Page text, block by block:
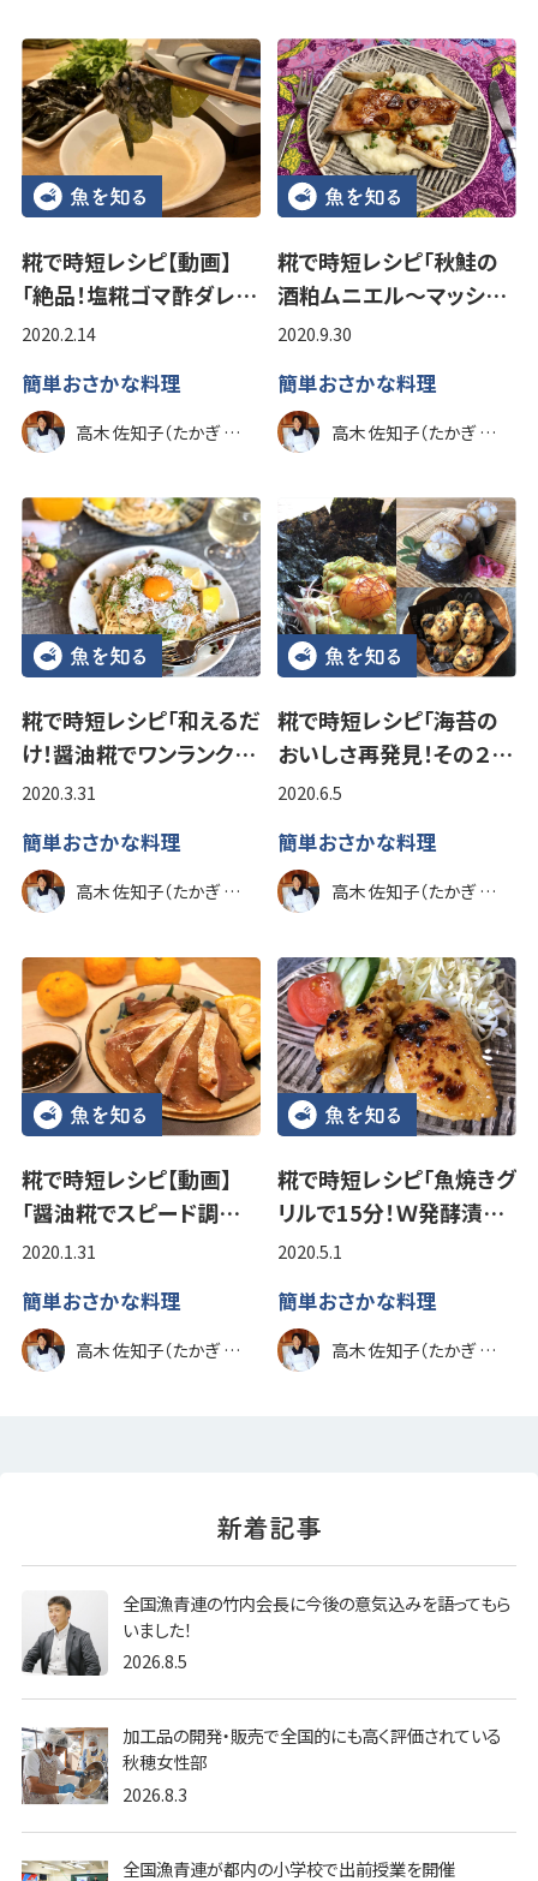
糀で時短レシピ【動画】
「絶品！塩糀ゴマ酢ダレ…
2020.2.14
簡単おさかな料理
高木 佐知子（たかぎ さちこ）
糀で時短レシピ「秋鮭の
酒粕ムニエル～マッシ…
2020.9.30
簡単おさかな料理
高木 佐知子（たかぎ さちこ）
糀で時短レシピ「和えるだ
け！醤油糀でワンランク…
2020.3.31
簡単おさかな料理
高木 佐知子（たかぎ さちこ）
糀で時短レシピ「海苔の
おいしさ再発見！その２…
2020.6.5
簡単おさかな料理
高木 佐知子（たかぎ さちこ）
糀で時短レシピ【動画】
「醤油糀でスピード調…
2020.1.31
簡単おさかな料理
高木 佐知子（たかぎ さちこ）
糀で時短レシピ「魚焼きグ
リルで15分！Ｗ発酵漬…
2020.5.1
簡単おさかな料理
高木 佐知子（たかぎ さちこ）
全国漁青連の竹内会長に今後の意気込みを語ってもら
いました！
2026.8.5
加工品の開発・販売で全国的にも高く評価されている
秋穂女性部
2026.8.3
全国漁青連が都内の小学校で出前授業を開催